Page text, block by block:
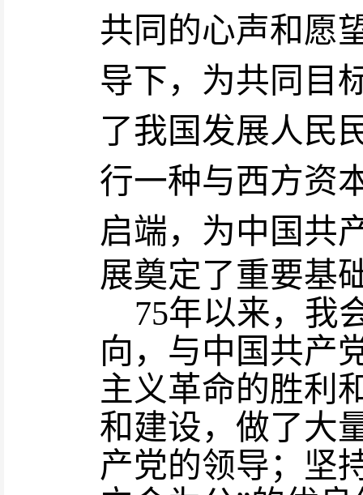
共同的心声和愿
导下，为共同目
了我国发展人民
行一种与西方资
启端， 为中国共
展奠定了重要基
75年以来， 我
向 ， 与中国共产
主义革命的胜利
和建设， 做了大
产党的领导； 坚